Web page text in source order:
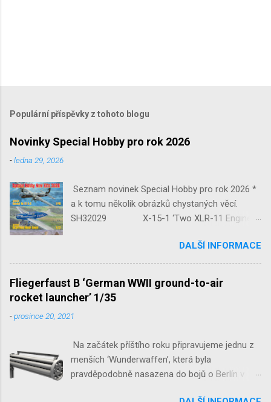
Populární příspěvky z tohoto blogu
Novinky Special Hobby pro rok 2026
-ledna 29, 2026
Seznam novinek Special Hobby pro rok 2026 *
a k tomu několik obrázků chystaných věcí.
SH32029 X-15-1 ‘Two XLR-11 Engines’
‘Guardians of Sion’ 1/32 SH32092
JB-2 Loon ‘US Version of V-1 Missile’
1/32 1/32 SH48052 Seafire
Mk.III 1/48 reissue SH48160
Baltimore Mk.I 1/48 ...
DALŠÍ INFORMACE
Fliegerfaust B ‘German WWII ground-to-air
rocket launcher’ 1/35
-prosince 20, 2021
Na začátek příštího roku připravujeme jednu z
menších ‘Wunderwaffen’, která byla
pravděpodobně nasazena do bojů o Berlín v